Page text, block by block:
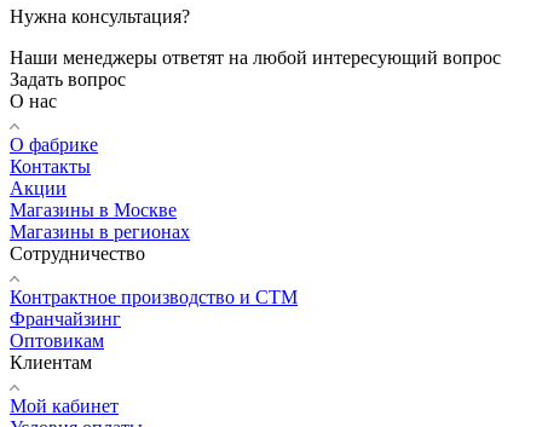
Нужна консультация?
Наши менеджеры ответят на любой интересующий вопрос
Задать вопрос
О нас
О фабрике
Контакты
Акции
Магазины в Москве
Магазины в регионах
Сотрудничество
Контрактное производство и СТМ
Франчайзинг
Оптовикам
Клиентам
Мой кабинет